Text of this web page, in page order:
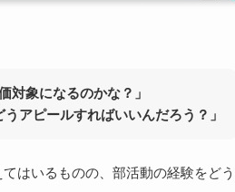
対象になるのかな？」
うアピールすればいいんだろう？」
はいるものの、部活動の経験をど